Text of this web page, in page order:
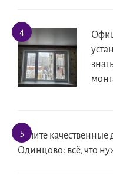
Купите
Одинцово: всё, что